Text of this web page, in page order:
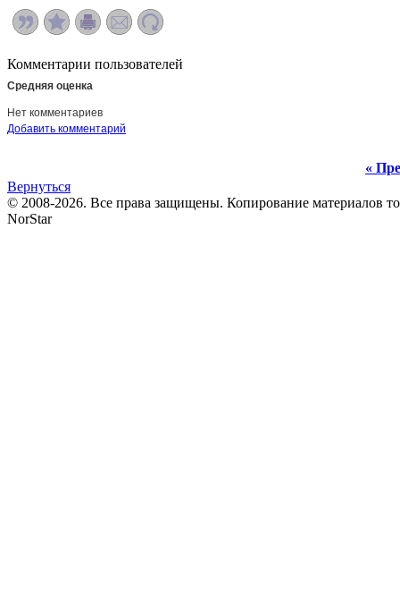
Комментарии пользователей
Средняя оценка
Нет комментариев
Добавить комментарий
«
Вернуться
© 2008-2026. Все права защищены. Копирование материалов
NorStar